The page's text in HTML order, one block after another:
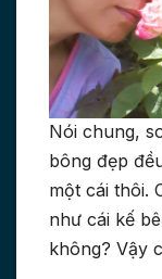
Nói chung,
bông đẹp
một cái thôi.
như cái kế
không? Vậy